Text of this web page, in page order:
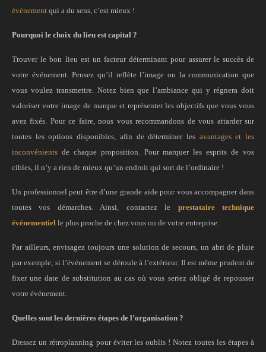
événement qui a du sens, c’est mieux !
Pourquoi le choix du lieu est capital ?
Trouver le bon lieu est un facteur déterminant pour assurer le succès de
votre événement. Pensez qu’il reflète l’image ou la communication que
vous voulez transmettre. Notez bien que l’ambiance qui y régnera doit
valoriser votre image de marque et représenter les objectifs que vous vous
avez fixés. Pour ce faire, nous vous recommandons de vous attarder sur
toutes les options disponibles, afin de déterminer les avantages et les
inconvénients de chaque proposition. Pour marquer les esprits de vos
cibles, il n’y a rien de mieux qu’un endroit qui sort de l’ordinaire !
Un professionnel peut être d’une grande aide pour vous accompagner dans
toutes vos démarches. Ainsi, contactez le prestataire technique
événementiel le plus proche de chez vous ou de votre entreprise.
Par ailleurs, envisagez toujours une solution de secours, un abri de pluie
par exemple, si l’événement se déroule à l’extérieur. Il est même prudent de
fixer une date de substitution au cas où vous seriez obligé de repousser
votre événement.
Quelles sont les dernières étapes de l’organisation ?
Dressez un rétroplanning pour éviter les oublis ! Notez toutes les étapes à